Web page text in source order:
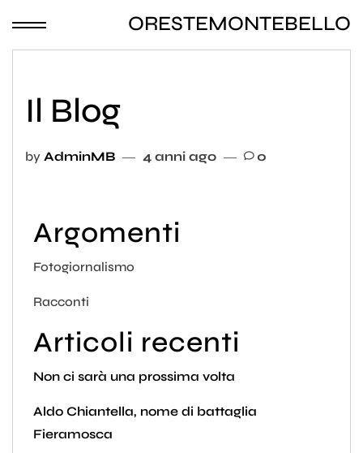
ORESTEMONTEBELLO
Il Blog
by AdminMB 4 anni ago 0
Argomenti
Fotogiornalismo
Racconti
Articoli recenti
Non ci sarà una prossima volta
Aldo Chiantella, nome di battaglia
Fieramosca